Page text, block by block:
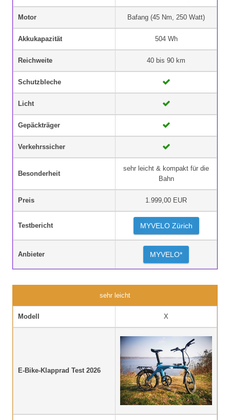
Motor Bafang (45 Nm, 250 Watt)
Akkukapazität 504 Wh
Reichweite 40 bis 90 km
Schutzbleche
Licht
Gepäckträger
Verkehrssicher
Besonderheit
sehr leicht & kompakt für die
Bahn
Preis 1.999,00 EUR
Testbericht MYVELO Zürich
Anbieter MYVELO*
sehr leicht
Modell X
E-Bike-Klapprad Test 2026